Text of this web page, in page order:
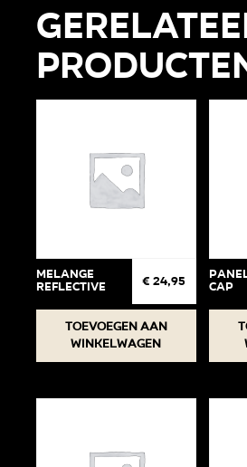
Melange
Reflective € 24,95
Toevoegen aan
winkelwagen
cap